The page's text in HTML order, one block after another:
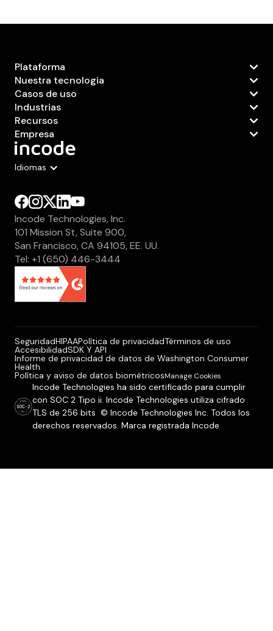
Idiomas
Incode Technologies, Inc.
101 Mission St, Suite 900,
San Francisco, CA 94105, EE. UU.
Tel: +1 (650) 446-3444
Plataforma
Nuestra tecnologia
Casos de uso
Industrias
Recursos
Empresa
SeguridadHIPAAPolítica de privacidadTérminos de uso
AccesibilidadSDK Y API
Informe de privacidad de datos de Washington Consumer
Health
Política y aviso de datos biométricosManage Cookies
Incode Technologies ha sido certificado para cumplir
con SOC 2 Tipo ii. Incode Technologies utiliza cifrado
TLS de 256 bits © Incode Technologies Inc. Todos los
derechos reservados. Marca registrada Incode